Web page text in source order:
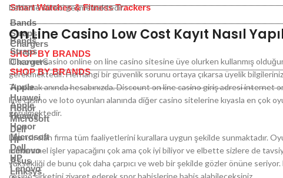
Bands
Straps
Chargers
SHOP BY BRANDS
Apple
Huawei
Honor
Microsoft
Dell
HP
Lenovo
Asus
Linksys
Smart Watches & Fitness Trackers
Bands
Straps
Chargers
SHOP BY BRANDS
Apple
Huawei
Honor
Microsoft
Dell
HP
Lenovo
bekleme süreci geçmemektedir.
On Line Casino Low Cost Kayıt Nasıl
DiscountCasino online on line casino sitesine üye olurken kullanmış
gerekmektedir. Herhangi bir güvenlik sorunu ortaya çıkarsa üyelik
TL olarak anında hesabınızda. Discount on line casino giriş adresi internet
line casino ve loto oyunları alanında diğer casino sitelerine kıyasla en çok
görülmektedir.
Lisanslı olan firma tüm faaliyetlerini kurallara uygun şekilde sunmaktadır.
mükemmel işler yapacağını çok ama çok iyi biliyor ve elbette sizlere de
yüksekliği de bunu çok daha çarpıcı ve web bir şekilde gözler önüne
casino şirketini ziyaret ederek spor bahislerine bahis alabileceksiniz.